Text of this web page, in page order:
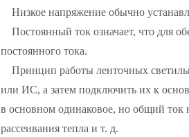
Низкое напряжение обычно
Постоянный ток означает, что для
постоянного тока.
Принцип работы ленточных
или ИС, а затем подключить их к
в основном одинаковое, но общий ток
рассеивания тепла и т. д.